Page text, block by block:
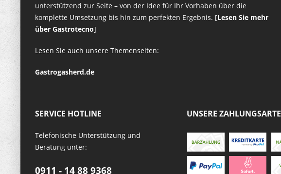
unterstützend zur Seite – von der Idee für Ihr Vorhaben über die
komplette Umsetzung bis hin zum perfekten Ergebnis. [Lesen Sie mehr
über Gastrotecno]
Lesen Sie auch unsere Themenseiten:
Gastrogasherd.de
SERVICE HOTLINE
Telefonische Unterstützung und
Beratung unter:
0911 - 14 88 9368
UNSERE